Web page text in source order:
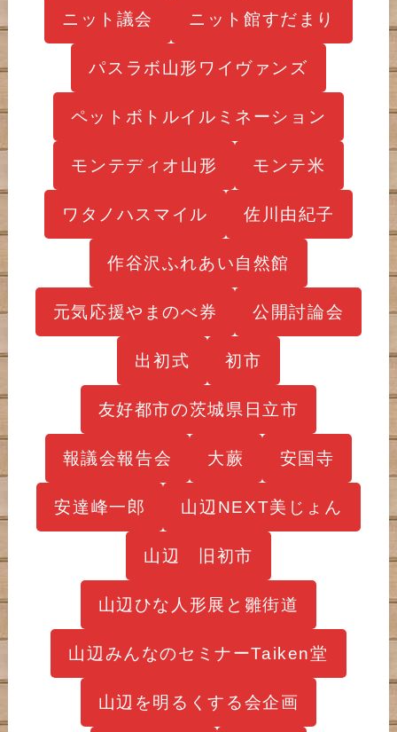
ニット議会 ニット館すだまり
パスラボ山形ワイヴァンズ
ペットボトルイルミネーション
モンテディオ山形 モンテ米
ワタノハスマイル 佐川由紀子
作谷沢ふれあい自然館
元気応援やまのべ券 公開討論会
出初式 初市
友好都市の茨城県日立市
報議会報告会 大蕨 安国寺
安達峰一郎 山辺NEXT美じょん
山辺 旧初市
山辺ひな人形展と雛街道
山辺みんなのセミナーTaiken堂
山辺を明るくする会企画